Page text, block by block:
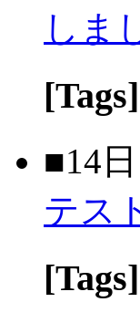
しま
■14日
テス